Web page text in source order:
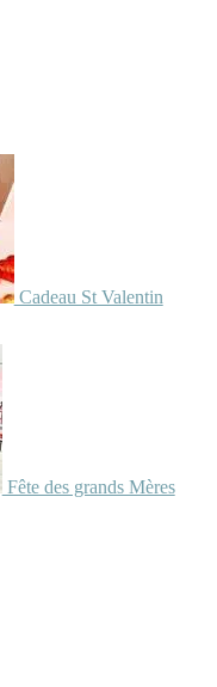
Cadeau St Valentin
Fête des grands Mères